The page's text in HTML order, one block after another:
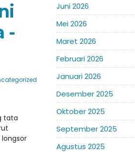
-
tata
Juni 2026
Mei 2026
Maret 2026
Februari 2026
Januari 2026
Desember 2025
Oktober 2025
September 2025
Agustus 2025